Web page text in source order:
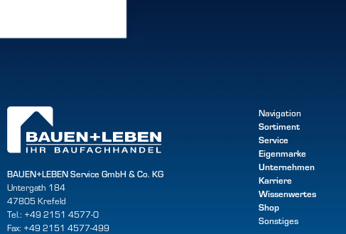
BAUEN+LEBEN Service GmbH & Co. KG
Untergath 184
47805 Krefeld
Tel.: +49 2151 4577-0
Fax: +49 2151 4577-499
Navigation
Sortiment
Service
Eigenmarke
Unternehmen
Karriere
Wissenwertes
Shop
Sonstiges